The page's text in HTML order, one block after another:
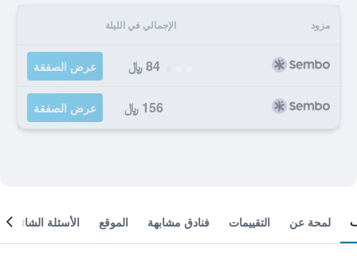
مزود الإجمالي في الليلة
84 ﷼ عرض الصفقة
156 ﷼ عرض الصفقة
لمحة عن التقييمات فنادق مشابهة الموقع الأسئلة الشائعة